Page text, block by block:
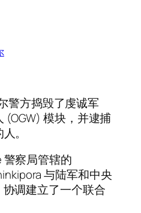
警方捣毁了虔诚军
(OGW) 模块，并逮捕
。
警察局管辖的
与陆军和中央
协调建立了一个联合